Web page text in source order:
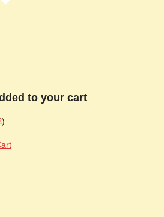
to your cart
)